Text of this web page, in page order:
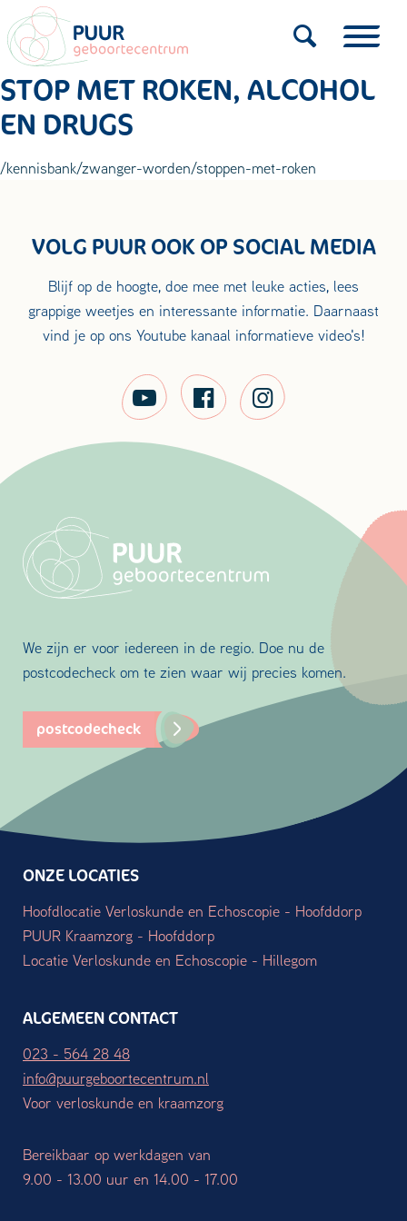
STOP MET ROKEN, ALCOHOL
EN DRUGS
/kennisbank/zwanger-worden/stoppen-met-roken
VOLG PUUR OOK OP SOCIAL MEDIA
Blijf op de hoogte, doe mee met leuke acties, lees
grappige weetjes en interessante informatie. Daarnaast
vind je op ons Youtube kanaal informatieve video's!
We zijn er voor iedereen in de regio. Doe nu de
postcodecheck om te zien waar wij precies komen.
postcodecheck
ONZE LOCATIES
Hoofdlocatie Verloskunde en Echoscopie - Hoofddorp
PUUR Kraamzorg - Hoofddorp
Locatie Verloskunde en Echoscopie - Hillegom
ALGEMEEN CONTACT
023 - 564 28 48
info@puurgeboortecentrum.nl
Voor verloskunde en kraamzorg
Bereikbaar op werkdagen van
9.00 - 13.00 uur en 14.00 - 17.00